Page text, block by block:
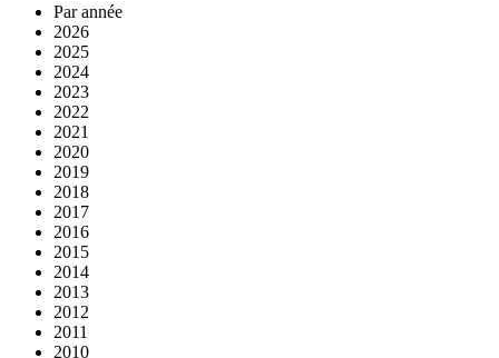
Par année
2026
2025
2024
2023
2022
2021
2020
2019
2018
2017
2016
2015
2014
2013
2012
2011
2010